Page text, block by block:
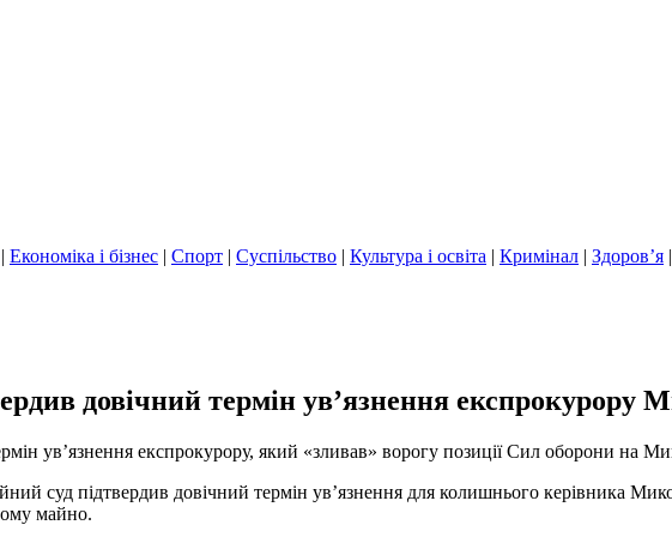
| Економіка і бізнес | Спорт | Суспільство | Культура і освіта | Кримінал | Здоров’я
довічний термін ув’язнення експрокурору
ув’язнення експрокурору, який «зливав» ворогу позиції Сил оборони на
суд підтвердив довічний термін ув’язнення для колишнього керівника
майно.